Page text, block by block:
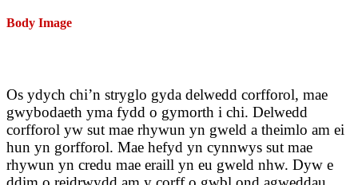
Body Image
Os ydych chi’n stryglo gyda delwedd corfforol, mae
gwybodaeth yma fydd o gymorth i chi. Delwedd
corfforol yw sut mae rhywun yn gweld a theimlo am ei
hun yn gorfforol. Mae hefyd yn cynnwys sut mae
rhywun yn credu mae eraill yn eu gweld nhw. Dyw e